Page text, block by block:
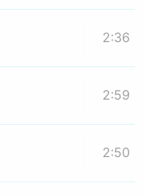
2:36
2:59
2:50